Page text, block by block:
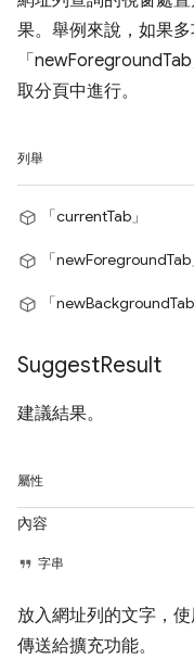
果。舉例來說，如果
「
取分頁中進行。
列舉
「currentTab」
「newForegroundTab
「newBackgroundTab
SuggestResult
建議結果。
屬性
內容
字串
放入網址列的文字，
傳送給擴充功能。